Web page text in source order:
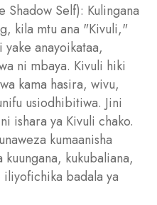
Shadow Self): Kulingana
kila mtu ana "Kivuli,"
anayoikataa,
ni mbaya. Kivuli hiki
kama hasira, wivu,
usiodhibitiwa. Jini
ishara ya Kivuli chako.
kumaanisha
kukubaliana,
iliyofichika badala ya